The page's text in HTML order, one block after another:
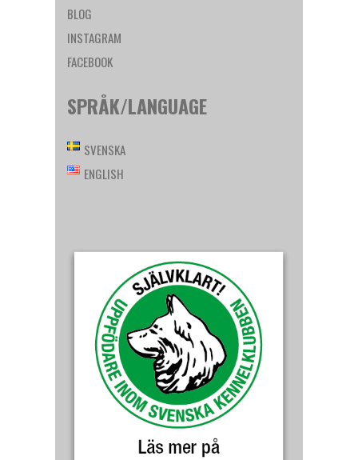
BLOG
INSTAGRAM
FACEBOOK
SPRÅK/LANGUAGE
SVENSKA
ENGLISH